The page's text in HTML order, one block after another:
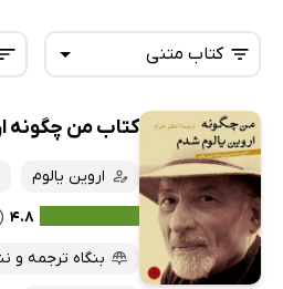
کتاب متنی
همه کتاب‌ها
کتاب‌های صوتی
کتاب‌های متنی
کتاب من چگونه
اروین یالوم
۴.۸
بنگاه ترجمه و